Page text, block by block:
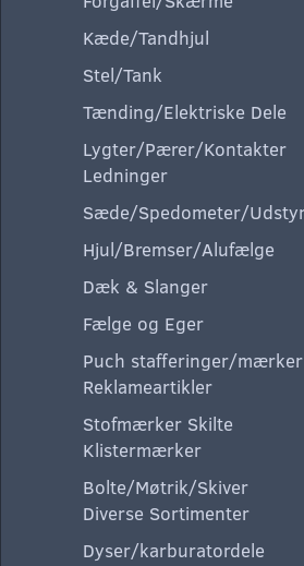
Kæde/Tandhjul
Stel/Tank
Tænding/Elektriske Dele
Lygter/Pærer/Kontakter
Ledninger
Sæde/Spedometer/
Hjul/Bremser/Alufælge
Dæk & Slanger
Fælge og Eger
Puch stafferinger/mærker
Reklameartikler
Stofmærker Skilte
Klistermærker
Bolte/Møtrik/Skiver
Diverse Sortimenter
Dyser/karburatordele